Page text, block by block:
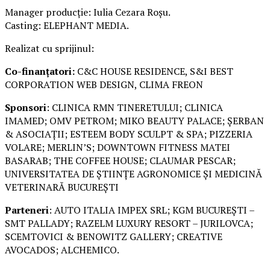
Manager producție: Iulia Cezara Roșu.
Casting: ELEPHANT MEDIA.
Realizat cu sprijinul:
Co-finanțatori: C&C HOUSE RESIDENCE, S&I BEST
CORPORATION WEB DESIGN, CLIMA FREON
Sponsori: CLINICA RMN TINERETULUI; CLINICA
IMAMED; OMV PETROM; MIKO BEAUTY PALACE; ȘERBAN
& ASOCIAȚII; ESTEEM BODY SCULPT & SPA; PIZZERIA
VOLARE; MERLIN’S; DOWNTOWN FITNESS MATEI
BASARAB; THE COFFEE HOUSE; CLAUMAR PESCAR;
UNIVERSITATEA DE ȘTIINȚE AGRONOMICE ȘI MEDICINĂ
VETERINARĂ BUCUREȘTI
Parteneri: AUTO ITALIA IMPEX SRL; KGM BUCUREȘTI –
SMT PALLADY; RAZELM LUXURY RESORT – JURILOVCA;
SCEMTOVICI & BENOWITZ GALLERY; CREATIVE
AVOCADOS; ALCHEMICO.